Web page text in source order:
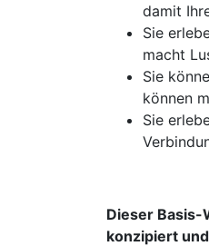
damit
Sie
macht
Sie
können
Sie
Dieser
konzipiert